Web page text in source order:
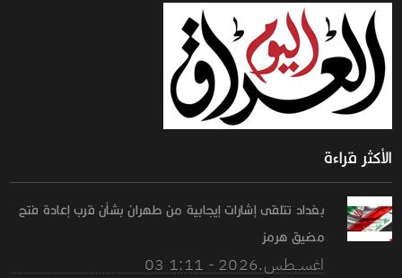
الأكثر قراءة
بغداد تتلقى إشارات إيجابية من طهران بشأن قرب إعادة فتح
مضيق هرمز
03 اغســطس.2026 - 1:11